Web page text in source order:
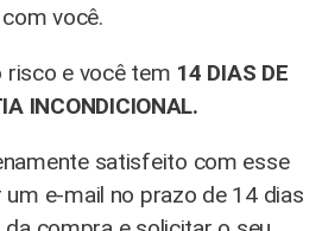
com você.
risco e você tem 14 DIAS DE
INCONDICIONAL.
satisfeito com esse
um e-mail no prazo de 14 dias